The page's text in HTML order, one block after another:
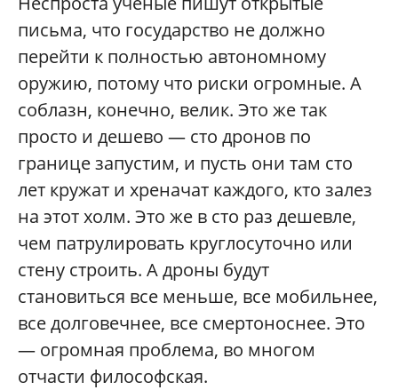
письма, что государство не должно
перейти к полностью автономному
оружию, потому что риски огромные. А
соблазн, конечно, велик. Это же так
просто и дешево — сто дронов по
границе запустим, и пусть они там сто
лет кружат и хреначат каждого, кто залез
на этот холм. Это же в сто раз дешевле,
чем патрулировать круглосуточно или
стену строить. А дроны будут
становиться все меньше, все мобильнее,
все долговечнее, все смертоноснее. Это
— огромная проблема, во многом
отчасти философская.